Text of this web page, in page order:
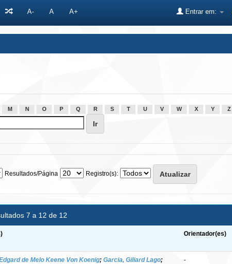
A- A A+ Entrar em:
M N O P Q R S T U V W X Y Z
Resultados/Página Registro(s):
7 a 12 de 12
Orientador(es)
de Melo Keene Von Koenig; Garcia, Giliard Lago;
-